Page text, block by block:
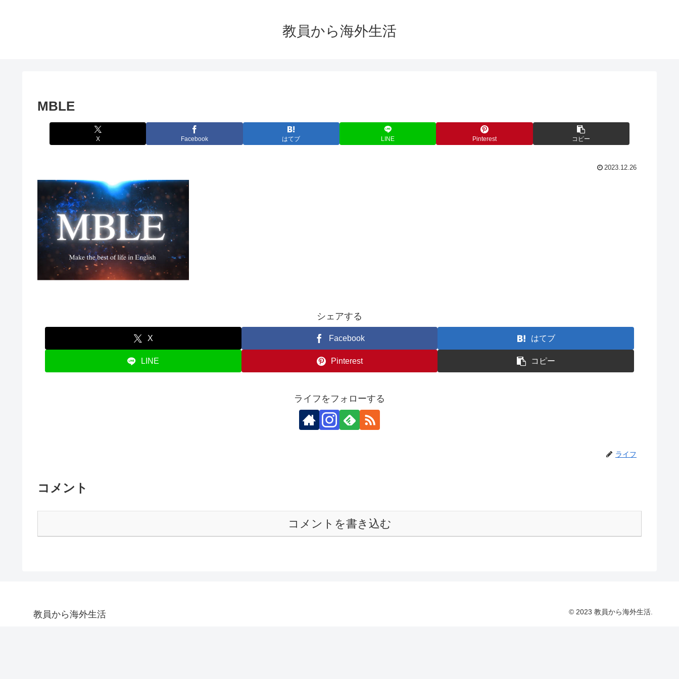
教員から海外生活
MBLE
X Facebook はてブ LINE Pinterest コピー
2023.12.26
シェアする
X Facebook はてブ
LINE Pinterest コピー
ライフをフォローする
ライフ
コメント
コメントを書き込む
教員から海外生活 © 2023 教員から海外生活.